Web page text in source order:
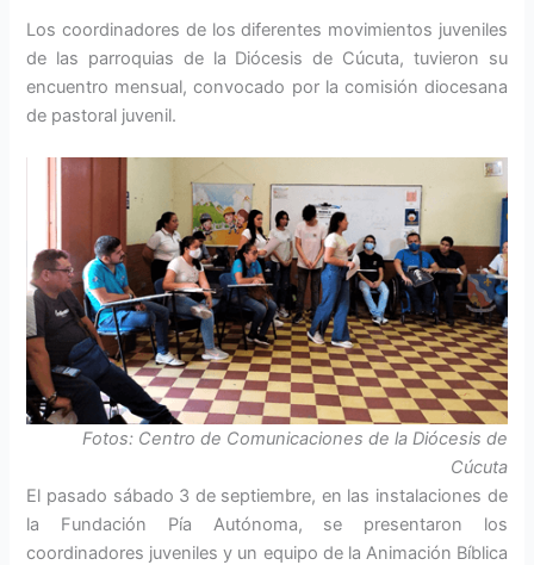
Los coordinadores de los diferentes movimientos juveniles
de las parroquias de la Diócesis de Cúcuta, tuvieron su
encuentro mensual, convocado por la comisión diocesana
de pastoral juvenil.
Fotos: Centro de Comunicaciones de la Diócesis de
Cúcuta
El pasado sábado 3 de septiembre, en las instalaciones de
la Fundación Pía Autónoma, se presentaron los
coordinadores juveniles y un equipo de la Animación Bíblica